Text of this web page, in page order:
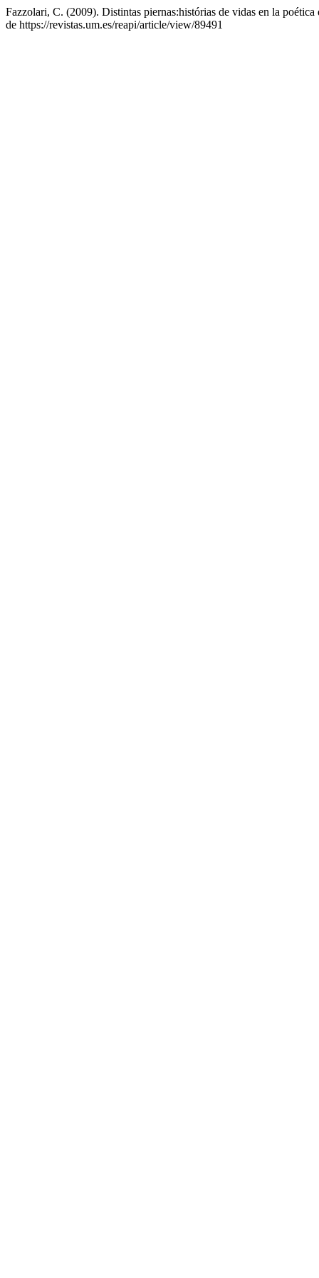
Fazzolari, C. (2009). Distintas piernas:histórias de vidas en la
de https://revistas.um.es/reapi/article/view/89491